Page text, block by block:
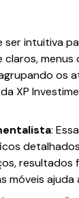
ser intuitiva
os
XP
:
resultados
móveis